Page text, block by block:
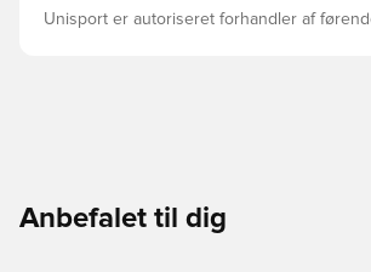
Unisport er autoriseret forhandler af
Anbefalet til dig